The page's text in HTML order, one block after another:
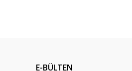
E-BÜLTEN